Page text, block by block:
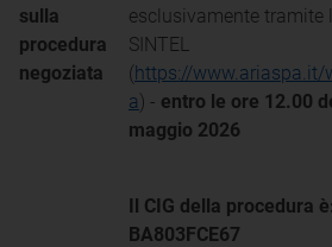
sulla
procedura
negoziata
esclusivamente tramite
SINTEL
(https://www.ariaspa.it/
a) - entro le ore 12.00
maggio 2026
Il CIG della procedura è:
BA803FCE67